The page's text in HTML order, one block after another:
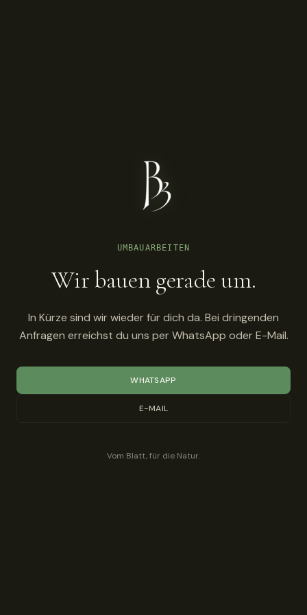
UMBAUARBEITEN
Wir bauen gerade um.
In Kürze sind wir wieder für dich da. Bei dringenden
Anfragen erreichst du uns per WhatsApp oder E-Mail.
WHATSAPP
E-MAIL
Vom Blatt, für die Natur.